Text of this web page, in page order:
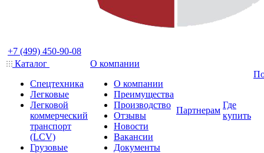
+7 (499) 450-90-08
Каталог
Спецтехника
Легковые
Легковой
коммерческий
транспорт
(LCV)
Грузовые
О компании
О компании
Преимущества
Производство
Отзывы
Новости
Вакансии
Документы
Партнерам
Где
купить